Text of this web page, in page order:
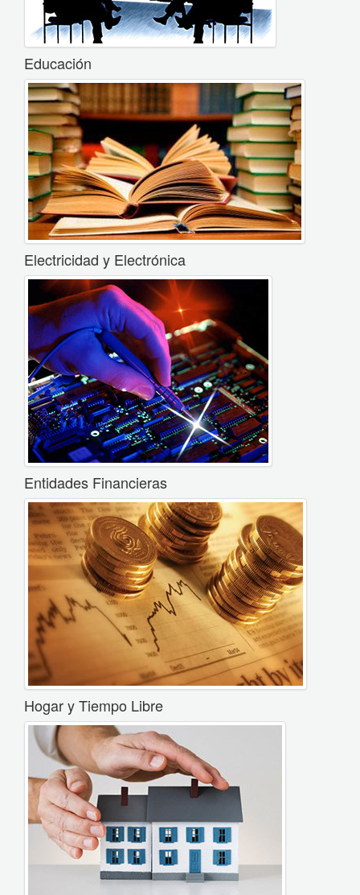
Educación
Electricidad y Electrónica
Entidades Financieras
Hogar y Tiempo Libre